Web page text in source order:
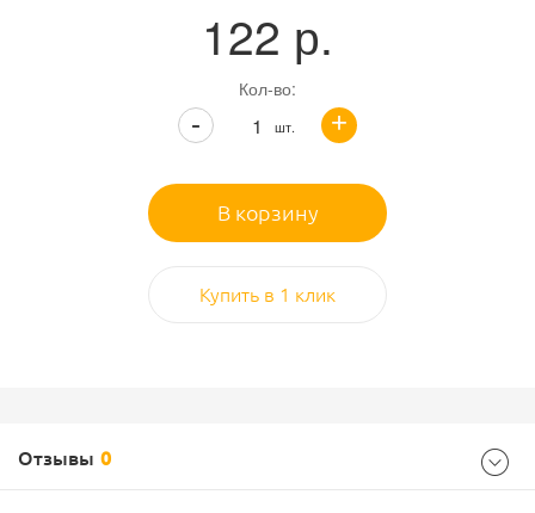
122 р.
Кол-во:
шт. +
-
В корзину
Купить в 1 клик
Отзывы 0